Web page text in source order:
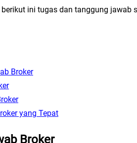
ini tugas dan tanggung jawab
Broker
yang Tepat
Broker